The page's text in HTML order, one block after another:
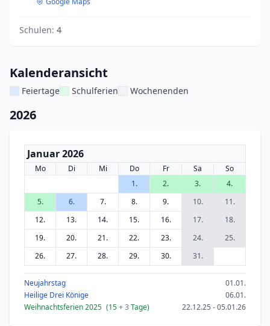
Schulen: 4
Kalenderansicht
Feiertage Schulferien Wochenenden
2026
Januar 2026
Mo Di Mi Do Fr Sa
So
1.
2. 3.
4.
5.
6. 7. 8. 9. 10.
11.
12.
13. 14. 15. 16. 17.
18.
19.
20. 21. 22. 23. 24.
25.
26.
27. 28. 29. 30. 31.
Neujahrstag
01.01.
Heilige Drei Könige
06.01.
Weihnachtsferien 2025 (15+ 3 Tage) 22.12.25 - 05.01.26